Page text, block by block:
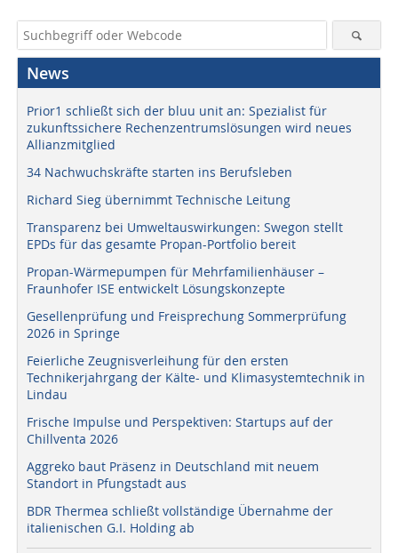
News
Prior1 schließt sich der bluu unit an: Spezialist für
zukunftssichere Rechenzentrumslösungen wird neues
Allianzmitglied
34 Nachwuchskräfte starten ins Berufsleben
Richard Sieg übernimmt Technische Leitung
Transparenz bei Umweltauswirkungen: Swegon stellt
EPDs für das gesamte Propan-Portfolio bereit
Propan-Wärmepumpen für Mehrfamilienhäuser –
Fraunhofer ISE entwickelt Lösungskonzepte
Gesellenprüfung und Freisprechung Sommerprüfung
2026 in Springe
Feierliche Zeugnisverleihung für den ersten
Technikerjahrgang der Kälte- und Klimasystemtechnik in
Lindau
Frische Impulse und Perspektiven: Startups auf der
Chillventa 2026
Aggreko baut Präsenz in Deutschland mit neuem
Standort in Pfungstadt aus
BDR Thermea schließt vollständige Übernahme der
italienischen G.I. Holding ab